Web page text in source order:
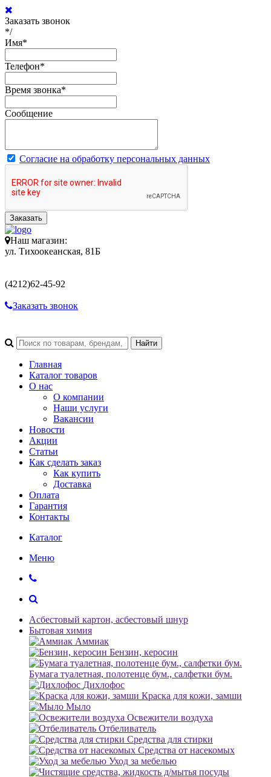
Заказать звонок
*/
Имя*
Телефон*
Время звонка*
Сообщение
Согласие на обработку персональных данных
Заказать
Наш магазин:
ул. Тихоокеанская, 81Б
(4212)62-45-92
Заказать звонок
Главная
Каталог товаров
О нас
О компании
Наши услуги
Вакансии
Новости
Акции
Статьи
Как сделать заказ
Как купить
Доставка
Оплата
Гарантия
Контакты
Каталог
Меню
Асбестовый картон, асбестовый шнур
Бытовая химия
Аммиак
Бензин, керосин
Бумага туалетная, полотенце бум., салфетки бум.
Дихлофос
Краска для кожи, замши
Мыло
Освежители воздуха
Отбеливатель
Средства для стирки
Средства от насекомых
Уход за мебелью